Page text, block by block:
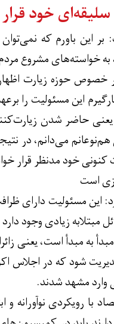
خود
این باورم که
به خواسته‌های مشروع
حوزه زیارت
این مسئولیت را
حاضر شدن
می‌دانم، در
کنونی خود مدنظر قرار
است
این مسئولیت دارای
زیادی وجود دارد
به مبدأ است، یعنی
شود که در اجلاس
رویکردی نوآورانه و